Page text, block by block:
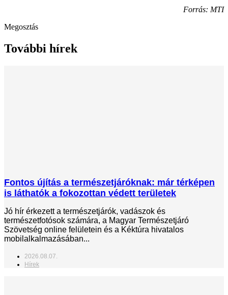
Forrás: MTI
Megosztás
További hírek
Fontos újítás a természetjáróknak: már térképen
is láthatók a fokozottan védett területek
Jó hír érkezett a természetjárók, vadászok és
természetfotósok számára, a Magyar Természetjáró
Szövetség online felületein és a Kéktúra hivatalos
mobilalkalmazásában...
2026.08.07.
Hírek